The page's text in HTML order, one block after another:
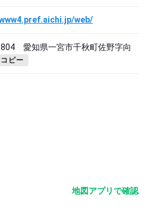
web/
愛知県一宮市千秋町佐野字向
コピー
地図アプリで確認